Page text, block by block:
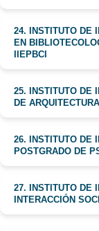
24. INSTITUTO DE
EN
IIEPBCI
25. INSTITUTO DE
DE
26. INSTITUTO DE
POSTGRADO DE
27. INSTITUTO DE
INTERACCIÓN